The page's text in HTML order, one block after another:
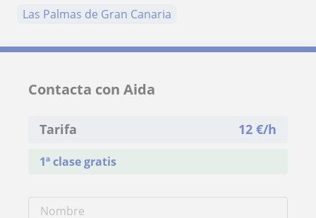
Las Palmas de Gran Canaria
Contacta con Aida
Tarifa 12 €/h
1ª clase gratis